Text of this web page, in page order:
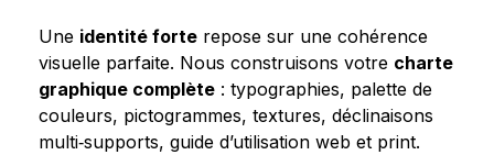
Une identité forte repose sur une cohérence
visuelle parfaite. Nous construisons votre charte
graphique complète : typographies, palette de
couleurs, pictogrammes, textures, déclinaisons
multi‑supports, guide d’utilisation web et print.